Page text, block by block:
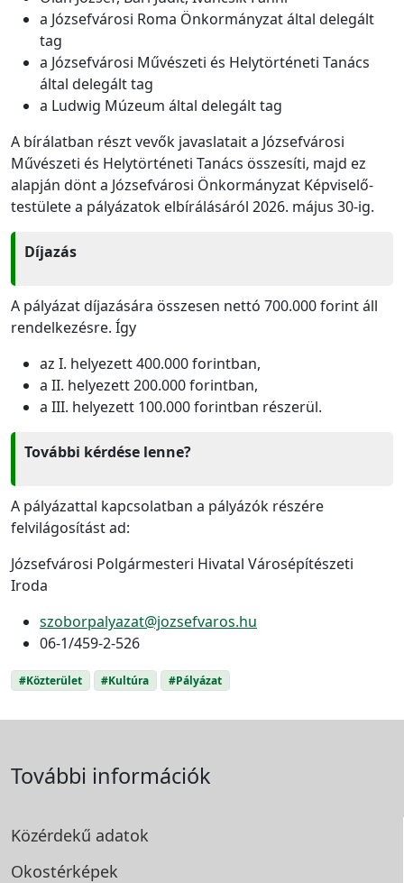
a Józsefvárosi Roma Önkormányzat által delegált
tag
a Józsefvárosi Művészeti és Helytörténeti Tanács
által delegált tag
a Ludwig Múzeum által delegált tag
A bírálatban részt vevők javaslatait a Józsefvárosi
Művészeti és Helytörténeti Tanács összesíti, majd ez
alapján dönt a Józsefvárosi Önkormányzat Képviselő-
testülete a pályázatok elbírálásáról 2026. május 30-ig.
Díjazás
A pályázat díjazására összesen nettó 700.000 forint áll
rendelkezésre. Így
az I. helyezett 400.000 forintban,
a II. helyezett 200.000 forintban,
a III. helyezett 100.000 forintban részerül.
További kérdése lenne?
A pályázattal kapcsolatban a pályázók részére
felvilágosítást ad:
Józsefvárosi Polgármesteri Hivatal Városépítészeti
Iroda
szoborpalyazat@jozsefvaros.hu
06-1/459-2-526
#Közterület #Kultúra #Pályázat
További információk
Közérdekű adatok
Okostérképek